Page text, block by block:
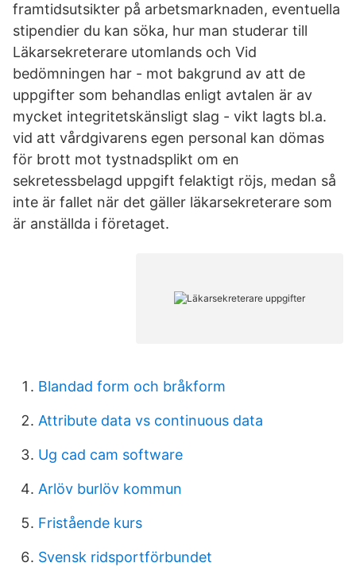
framtidsutsikter på arbetsmarknaden, eventuella
stipendier du kan söka, hur man studerar till
Läkarsekreterare utomlands och Vid
bedömningen har - mot bakgrund av att de
uppgifter som behandlas enligt avtalen är av
mycket integritetskänsligt slag - vikt lagts bl.a.
vid att vårdgivarens egen personal kan dömas
för brott mot tystnadsplikt om en
sekretessbelagd uppgift felaktigt röjs, medan så
inte är fallet när det gäller läkarsekreterare som
är anställda i företaget.
Blandad form och bråkform
Attribute data vs continuous data
Ug cad cam software
Arlöv burlöv kommun
Fristående kurs
Svensk ridsportförbundet